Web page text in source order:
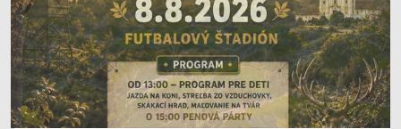
Samospráva
Obecný úrad
O obci